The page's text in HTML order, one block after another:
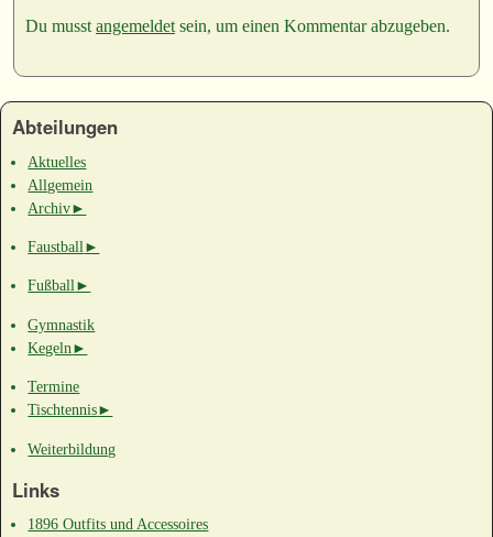
Du musst angemeldet sein, um einen Kommentar abzugeben.
Abteilungen
Aktuelles
Allgemein
Archiv►
Faustball►
Fußball►
Gymnastik
Kegeln►
Termine
Tischtennis►
Weiterbildung
Links
1896 Outfits und Accessoires